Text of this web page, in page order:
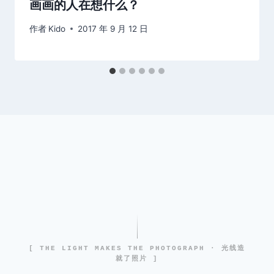
画画的人在想什么？
作者 Kido 2017 年 9 月 12 日
[ THE LIGHT MAKES THE PHOTOGRAPH · 光线造
就了照片 ]